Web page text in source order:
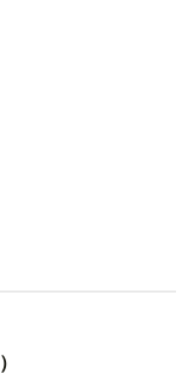
）